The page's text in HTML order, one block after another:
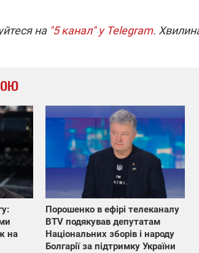
на "5 канал" у Telegram.
на
Порошенко в ефірі телеканалу
BTV подякував депутатам
Національних зборів і народу
Болгарії за підтримку України